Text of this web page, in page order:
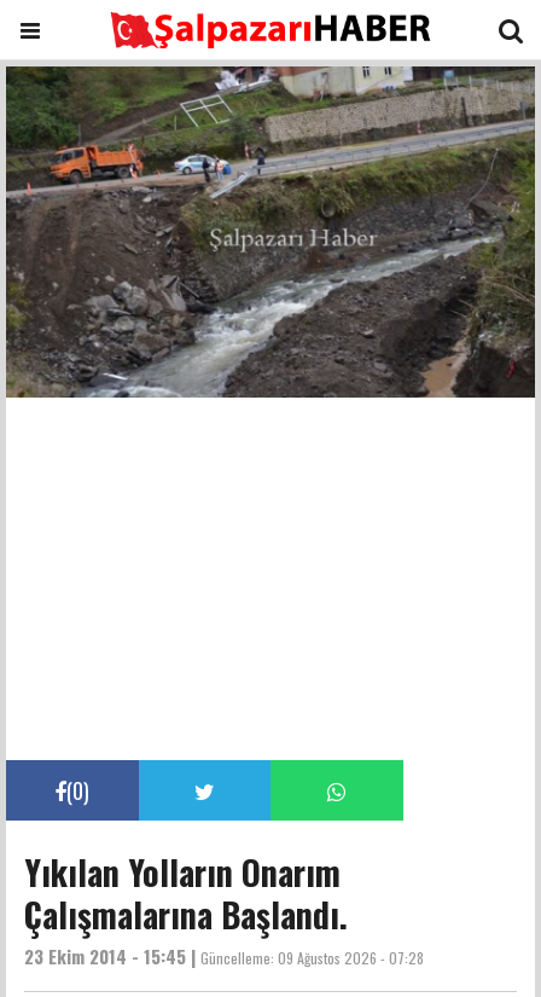
(0)
Yıkılan Yolların Onarım
Çalışmalarına Başlandı.
23 Ekim 2014 - 15:45 | Güncelleme: 09 Ağustos 2026 - 07:28